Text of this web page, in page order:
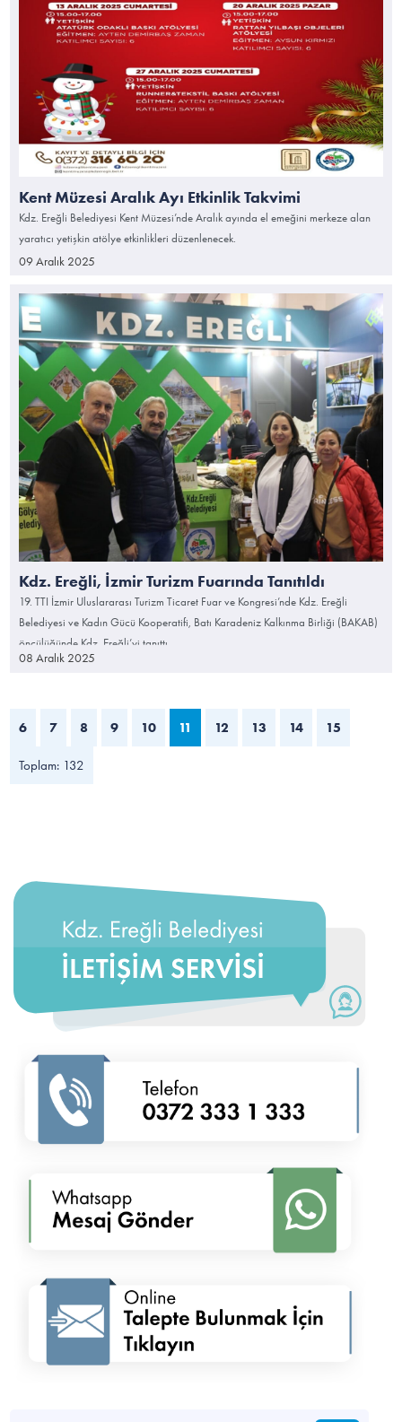
Kent Müzesi Aralık Ayı Etkinlik Takvimi
Kdz. Ereğli Belediyesi Kent Müzesi’nde Aralık ayında el emeğini merkeze alan
yaratıcı yetişkin atölye etkinlikleri düzenlenecek.
09 Aralık 2025
Kdz. Ereğli, İzmir Turizm Fuarında Tanıtıldı
19. TTI İzmir Uluslararası Turizm Ticaret Fuar ve Kongresi’nde Kdz. Ereğli
Belediyesi ve Kadın Gücü Kooperatifi, Batı Karadeniz Kalkınma Birliği (BAKAB)
öncülüğünde Kdz. Ereğli’yi tanıttı.
08 Aralık 2025
6 7 8 9 10 11 12 13 14 15
Toplam: 132